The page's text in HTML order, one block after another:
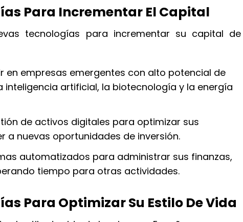
Para Incrementar El Capital
tecnologías para incrementar su capital de
en empresas emergentes con alto potencial de
artificial, la biotecnología y la energía
de activos digitales para optimizar sus
a nuevas oportunidades de inversión.
automatizados para administrar sus finanzas,
tiempo para otras actividades.
Para Optimizar Su Estilo De Vida